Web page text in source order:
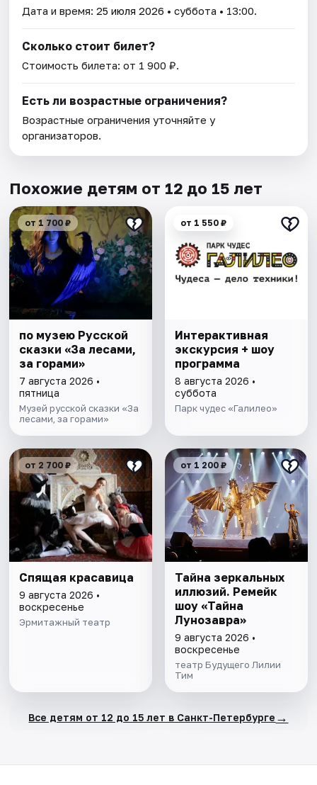
Дата и время:25 июля 2026 • суббота • 13:00.
Сколько стоит билет?
Стоимость билета: от 1 900 ₽.
Есть ли возрастные ограничения?
Возрастные ограничения уточняйте у
организаторов.
Похожие детям от 12 до 15 лет
от 1 700 ₽
по музею Русской
сказки «За лесами,
за горами»
7 августа 2026 •
пятница
Музей русской сказки «За
лесами, за горами»
от 1 550 ₽
Интерактивная
экскурсия + шоу
программа
8 августа 2026 •
суббота
Парк чудес «Галилео»
от 2 700 ₽
Спящая красавица
9 августа 2026 •
воскресенье
Эрмитажный театр
от 1 200 ₽
Тайна зеркальных
иллюзий. Ремейк
шоу «Тайна
Лунозавра»
9 августа 2026 •
воскресенье
театр Будущего Лилии
Тим
Все детям от 12 до 15 лет в Санкт-Петербурге →